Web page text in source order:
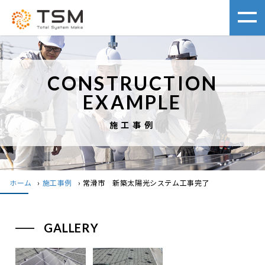
CONSTRUCTION
EXAMPLE
施工事例
ホーム › 施工事例 › 常滑市 新築太陽光システム工事完了
GALLERY